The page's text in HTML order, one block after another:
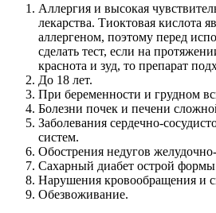
Аллергия и высокая
лекарства. Тиоктовая кислота
аллергеном, поэтому перед
сделать тест, если на
краснота и зуд, то препарат
До 18 лет.
При беременности и грудном
Болезни почек и печени
Заболевания сердечно-
систем.
Обострения недугов
Сахарный диабет острой
Нарушения кровообращения и
Обезвоживание.